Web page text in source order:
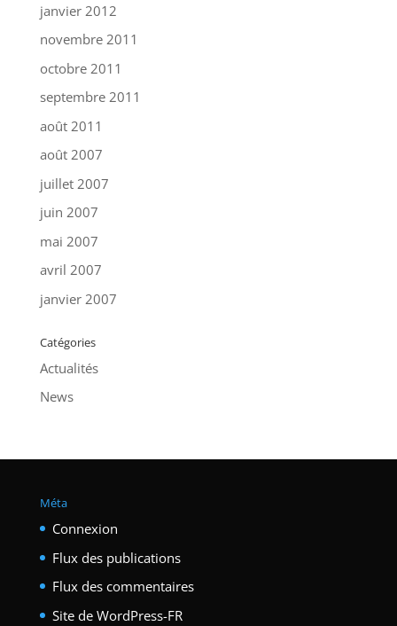
janvier 2012
novembre 2011
octobre 2011
septembre 2011
août 2011
août 2007
juillet 2007
juin 2007
mai 2007
avril 2007
janvier 2007
Catégories
Actualités
News
Méta
Connexion
Flux des publications
Flux des commentaires
Site de WordPress-FR